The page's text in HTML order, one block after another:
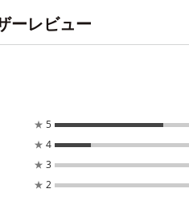
ーレビュー
★ 5
★ 4
★ 3
★ 2